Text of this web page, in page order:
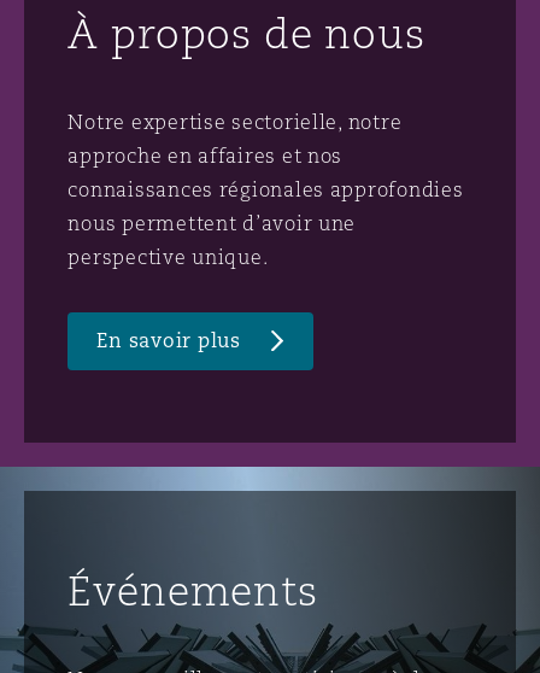
À propos de nous
Notre expertise sectorielle, notre
approche en affaires et nos
connaissances régionales approfondies
nous permettent d’avoir une
perspective unique.
En savoir plus
Événements